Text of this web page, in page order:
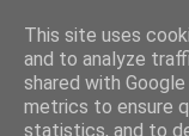
ΟΔΟΣ
This site uses
and to analyze
shared with
metrics to ensure
statistics, and to